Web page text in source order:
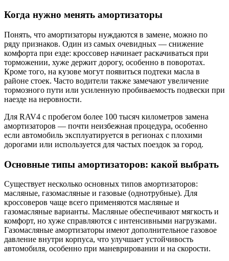
Когда нужно менять амортизаторы
Понять, что амортизаторы нуждаются в замене, можно по
ряду признаков. Один из самых очевидных — снижение
комфорта при езде: кроссовер начинает раскачиваться при
торможении, хуже держит дорогу, особенно в поворотах.
Кроме того, на кузове могут появиться подтеки масла в
районе стоек. Часто водители также замечают увеличение
тормозного пути или усиленную пробиваемость подвески при
наезде на неровности.
Для RAV4 с пробегом более 100 тысяч километров замена
амортизаторов — почти неизбежная процедура, особенно
если автомобиль эксплуатируется в регионах с плохими
дорогами или используется для частых поездок за город.
Основные типы амортизаторов: какой выбрать
Существует несколько основных типов амортизаторов:
масляные, газомасляные и газовые (однотрубные). Для
кроссоверов чаще всего применяются масляные и
газомасляные варианты. Масляные обеспечивают мягкость и
комфорт, но хуже справляются с интенсивными нагрузками.
Газомасляные амортизаторы имеют дополнительное газовое
давление внутри корпуса, что улучшает устойчивость
автомобиля, особенно при маневрировании и на скорости.